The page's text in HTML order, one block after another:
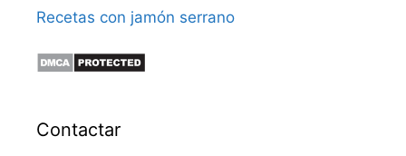
Recetas con jamón serrano
Contactar